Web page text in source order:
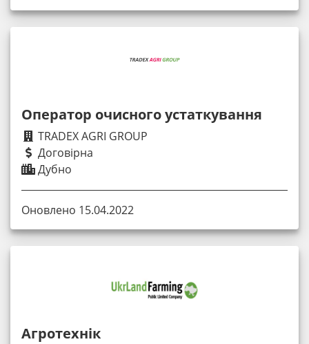
Оператор очисного устаткування
TRADEX AGRI GROUP
Договірна
Дубно
Оновлено 15.04.2022
Агротехнік